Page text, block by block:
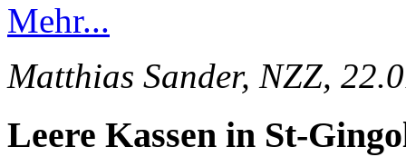
Mehr...
Matthias Sander, NZZ,
Leere Kassen in St-